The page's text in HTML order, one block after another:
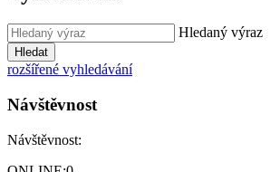
Hledaný výraz
Hledat
rozšířené vyhledávání
Návštěvnost
Návštěvnost: